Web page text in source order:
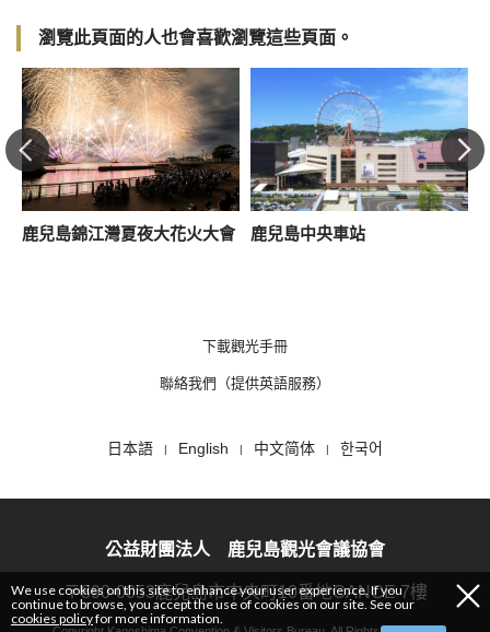
瀏覽此頁面的人也會喜歡瀏覽這些頁面。
鹿兒島錦江灣夏夜大花火大會 鹿兒島中央車站
下載觀光手冊
聯絡我們（提供英語服務）
日本語 English 中文简体 한국어
公益財團法人 鹿兒島觀光會議協會
〒890-0053鹿兒島市中央町10番地CANCE 7樓
We use cookies on this site to enhance your user experience. If you
continue to browse, you accept the use of cookies on our site. See our
cookies policyfor more information.